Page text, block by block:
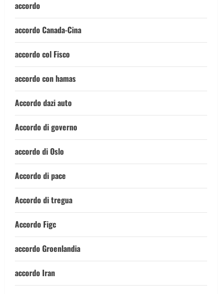
accordo
accordo Canada-Cina
accordo col Fisco
accordo con hamas
Accordo dazi auto
Accordo di governo
accordo di Oslo
Accordo di pace
Accordo di tregua
Accordo Figc
accordo Groenlandia
accordo Iran